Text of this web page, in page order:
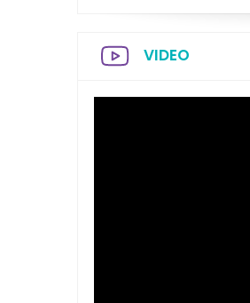
VIDEO